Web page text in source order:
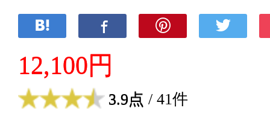
12,100円
3.9点 / 41件